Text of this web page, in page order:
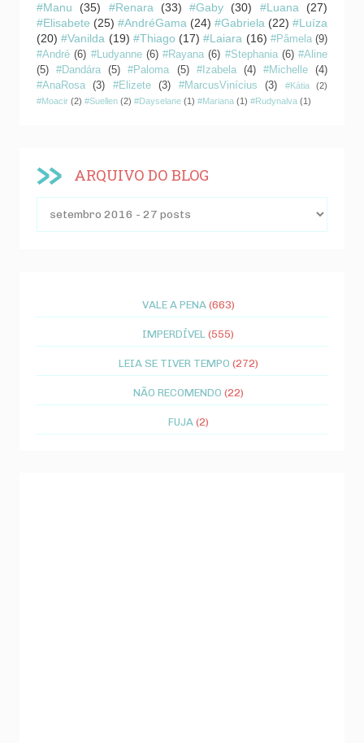
#Manu
(35) #Renara (33) #Gaby (30) #Luana
(27)
#Elisabete (25) #AndréGama (24) #Gabriela (22) #Luíza
(20) #Vanilda (19) #Thiago (17) #Laiara (16) #Pâmela (9)
#André (6) #Ludyanne (6) #Rayana (6) #Stephania (6) #Aline
(5)
#Dandára (5) #Paloma (5) #Izabela (4) #Michelle
(4)
#AnaRosa
(3) #Elizete (3) #MarcusVinícius (3) #Kátia
(2)
#Moacir (2) #Suellen (2) #Dayselane (1) #Mariana (1) #Rudynalva (1)
ARQUIVO DO BLOG
VALE A PENA (663)
IMPERDÍVEL (555)
LEIA SE TIVER TEMPO (272)
NÃO RECOMENDO (22)
FUJA (2)